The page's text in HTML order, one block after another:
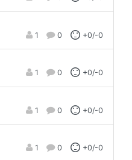
1 0 +0/-0
1 0 +0/-0
1 0 +0/-0
1 0 +0/-0